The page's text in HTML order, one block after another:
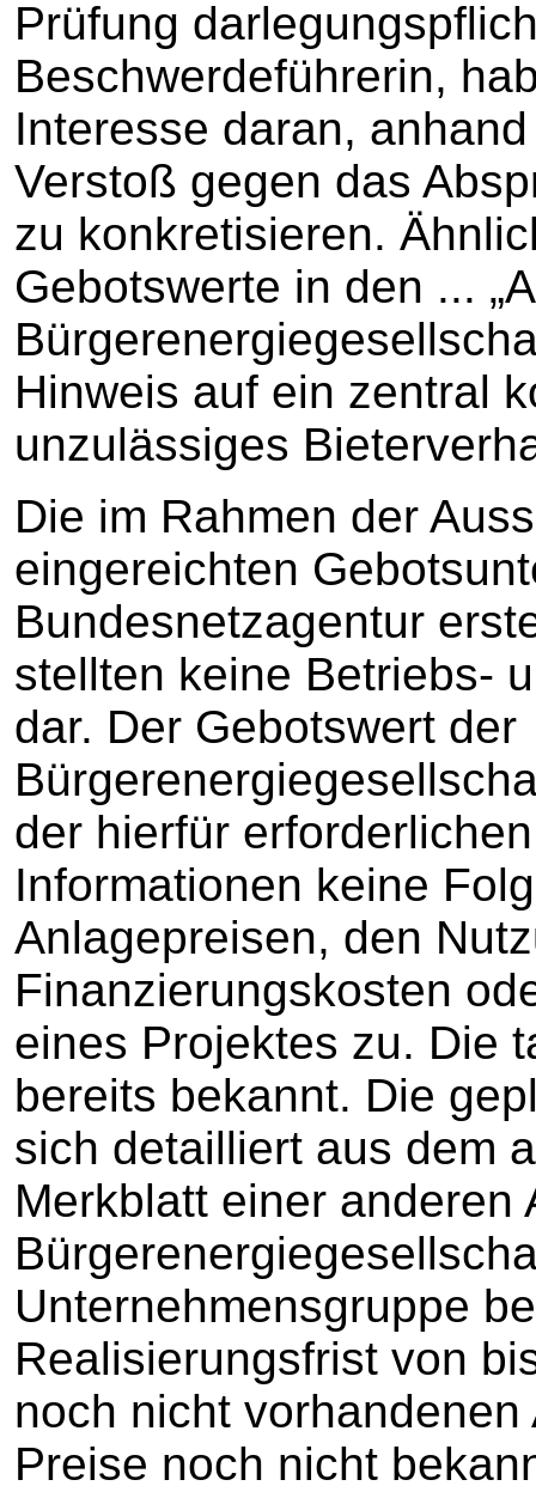
Prüfung
Beschwerdeführerin,
Interesse daran,
Verstoß gegen das
zu konkretisieren.
Gebotswerte in den ...
Hinweis auf ein zentral
unzulässiges
Die im Rahmen der
eingereichten
Bundesnetzagentur
stellten keine Betriebs-
dar. Der Gebotswert der
der hierfür
Informationen keine
Anlagepreisen, den
Finanzierungskosten
eines Projektes zu. Die
bereits bekannt. Die
sich detailliert aus dem
Merkblatt einer anderen
Unternehmensgruppe
Realisierungsfrist von
noch nicht
Preise noch nicht